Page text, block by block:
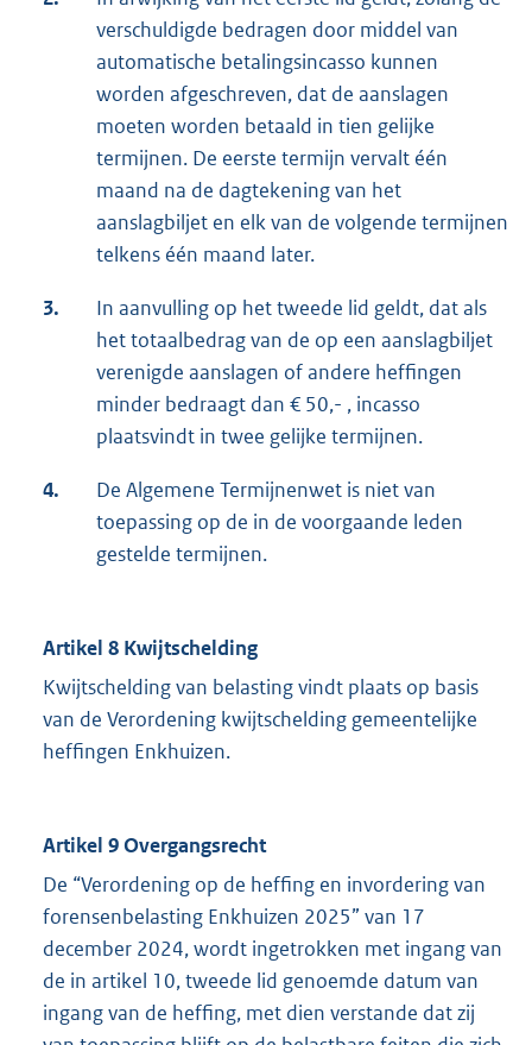
verschuldigde bedragen door middel van
automatische betalingsincasso kunnen
worden afgeschreven, dat de aanslagen
moeten worden betaald in tien gelijke
termijnen. De eerste termijn vervalt één
maand na de dagtekening van het
aanslagbiljet en elk van de volgende termijnen
telkens één maand later.
3.
In aanvulling op het tweede lid geldt, dat als
het totaalbedrag van de op een aanslagbiljet
verenigde aanslagen of andere heffingen
minder bedraagt dan € 50,- , incasso
plaatsvindt in twee gelijke termijnen.
4.
De Algemene Termijnenwet is niet van
toepassing op de in de voorgaande leden
gestelde termijnen.
Artikel 8 Kwijtschelding
Kwijtschelding van belasting vindt plaats op basis
van de Verordening kwijtschelding gemeentelijke
heffingen Enkhuizen.
Artikel 9 Overgangsrecht
De “Verordening op de heffing en invordering van
forensenbelasting Enkhuizen 2025” van 17
december 2024, wordt ingetrokken met ingang van
de in artikel 10, tweede lid genoemde datum van
ingang van de heffing, met dien verstande dat zij